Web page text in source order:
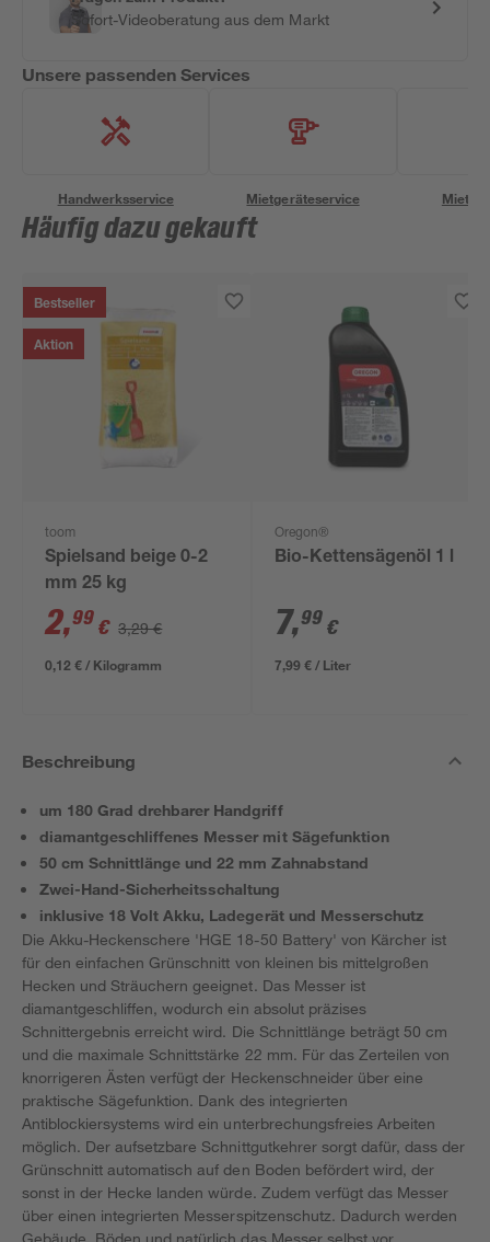
Sofort-Videoberatung aus dem Markt
Unsere passenden Services
Handwerksservice Mietgeräteservice
Häufig dazu gekauft
Bestseller
Aktion
toom
Spielsand beige 0-2
mm 25 kg
2,99 € 3,29 €
0,12 € / Kilogramm
Oregon®
Bio-Kettensägenöl 1 l
7,99 €
7,99 € / Liter
Beschreibung
um 180 Grad drehbarer Handgriff
diamantgeschliffenes Messer mit Sägefunktion
50 cm Schnittlänge und 22 mm Zahnabstand
Zwei-Hand-Sicherheitsschaltung
inklusive 18 Volt Akku, Ladegerät und Messerschutz
Die Akku-Heckenschere 'HGE 18-50 Battery' von Kärcher ist
für den einfachen Grünschnitt von kleinen bis mittelgroßen
Hecken und Sträuchern geeignet. Das Messer ist
diamantgeschliffen, wodurch ein absolut präzises
Schnittergebnis erreicht wird. Die Schnittlänge beträgt 50 cm
und die maximale Schnittstärke 22 mm. Für das Zerteilen von
knorrigeren Ästen verfügt der Heckenschneider über eine
praktische Sägefunktion. Dank des integrierten
Antiblockiersystems wird ein unterbrechungsfreies Arbeiten
möglich. Der aufsetzbare Schnittgutkehrer sorgt dafür, dass der
Grünschnitt automatisch auf den Boden befördert wird, der
sonst in der Hecke landen würde. Zudem verfügt das Messer
über einen integrierten Messerspitzenschutz. Dadurch werden
Gebäude, Böden und natürlich das Messer selbst vor